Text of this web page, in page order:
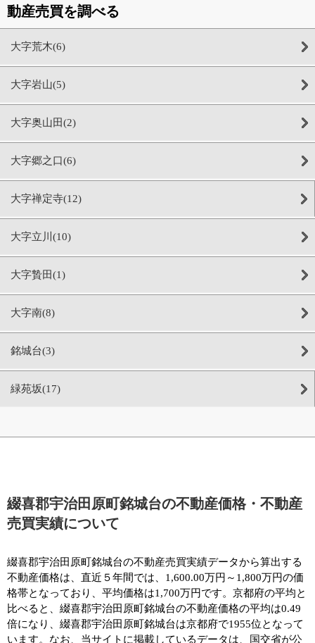
動産売買を調べる
大字荒木(6)
大字岩山(5)
大字奥山田(2)
大字郷之口(6)
大字禅定寺(12)
大字立川(10)
大字贄田(1)
大字南(8)
銘城台(3)
緑苑坂(17)
綴喜郡宇治田原町銘城台の不動産価格・不動産
売買実績について
綴喜郡宇治田原町銘城台の不動産売買実績データから算出する
不動産価格は、直近５年間では、1,600.00万円～1,800万円の価
格帯となっており、平均価格は1,700万円です。京都府の平均と
比べると、綴喜郡宇治田原町銘城台の不動産価格の平均は0.49
倍になり、綴喜郡宇治田原町銘城台は京都府で1955位となって
います。なお、当サイトに掲載しているデータは、国交省が公